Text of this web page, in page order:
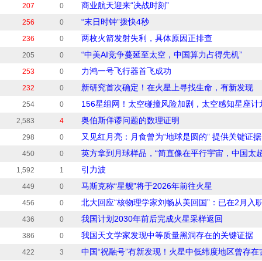
207 0 商业航天迎来“决战时刻”
256 0 “末日时钟”拨快4秒
236 0 两枚火箭发射失利，具体原因正排查
205 0 “中美AI竞争蔓延至太空，中国算力占得先机”
253 0 力鸿一号飞行器首飞成功
232 0 新研究首次确定！在火星上寻找生命，有新发现
254 0 156星组网！太空碰撞风险加剧，太空感知星座计
2,583 4 奥伯斯佯谬问题的数理证明
298 0 又见红月亮：月食曾为“地球是圆的” 提供关键证据
450 0 英方拿到月球样品，“简直像在平行宇宙，中国太
1,592 1 引力波
449 0 马斯克称“星舰”将于2026年前往火星
456 0 北大回应“核物理学家刘畅从美回国”：已在2月入
436 0 我国计划2030年前后完成火星采样返回
386 0 我国天文学家发现中等质量黑洞存在的关键证据
422 3 中国“祝融号”有新发现！火星中低纬度地区曾存在